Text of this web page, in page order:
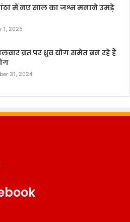
में नए साल का जश्न मनाने उमड़े
1, 2025
व्रत पर ध्रुव योग समेत बन रहे हैं
31, 2024